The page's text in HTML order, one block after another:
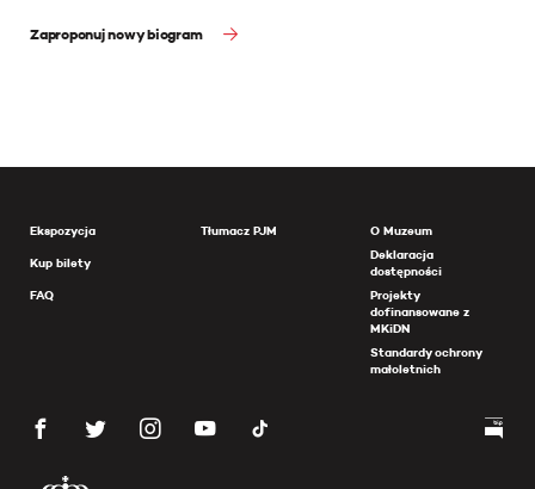
Zaproponuj nowy biogram
Ekspozycja
Kup bilety
FAQ
Tłumacz PJM
O Muzeum
Deklaracja
dostępności
Projekty
dofinansowane z
MKiDN
Standardy ochrony
małoletnich